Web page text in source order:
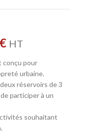
€ HT
conçu pour
urbaine.
réservoirs de 3
participer à un
souhaitant